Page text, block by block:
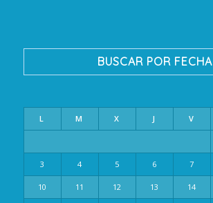
BUSCAR POR FECHA
L M X J V
3 4 5 6 7
10 11 12 13 14